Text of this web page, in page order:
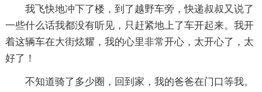
我飞快地冲下了楼，到了越野车旁，快递叔叔又说了
一些什么话我都没有听见，只赶紧地上了车开起来。我开
着这辆车在大街炫耀，我的心里非常开心，太开心了，太
好了！
不知道骑了多少圈，回到家，我的爸爸在门口等我。